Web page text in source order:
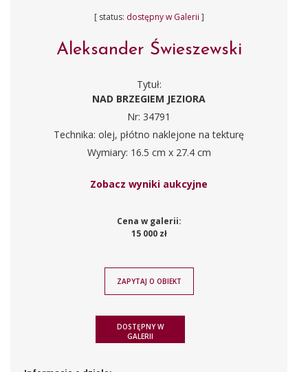
[ status: dostępny w Galerii ]
Aleksander Świeszewski
Tytuł:
NAD BRZEGIEM JEZIORA
Nr: 34791
Technika: olej, płótno naklejone na tekturę
Wymiary: 16.5 cm x 27.4 cm
Zobacz wyniki aukcyjne
Cena w galerii:
15 000 zł
ZAPYTAJ O OBIEKT
DOSTĘPNY W
GALERII